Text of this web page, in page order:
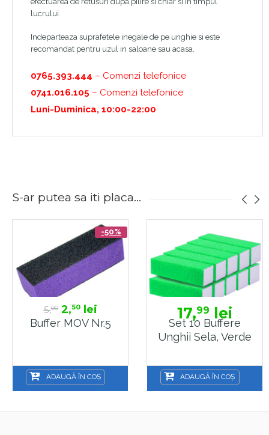
lucrului.
Indeparteaza suprafetele inegale de pe unghie si este
recomandat pentru uzul in saloane sau acasa.
0765.393.444 – Comenzi telefonice
0741.016.105 – Comenzi telefonice
Luni-Duminica, 10:00-22:00
S-ar putea sa iti placa...
-50%
5,00 2,50lei
Buffer MOV Nr.5
ADAUGĂ ÎN COȘ
17,99 lei
Set 10 Buffere
Unghii Sela, Verde
ADAUGĂ ÎN COȘ